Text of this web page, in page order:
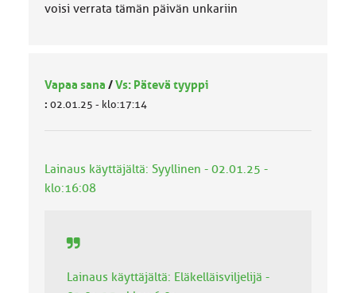
voisi verrata tämän päivän unkariin
Vapaa sana /Vs: Pätevä tyyppi
: 02.01.25 - klo:17:14
Lainaus käyttäjältä: Syyllinen - 02.01.25 -
klo:16:08
Lainaus käyttäjältä: Eläkelläisviljelijä -